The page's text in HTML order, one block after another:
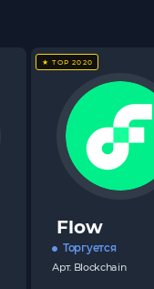
★ TOP 2020
Flow
Торгуется
Арт. Blockchain